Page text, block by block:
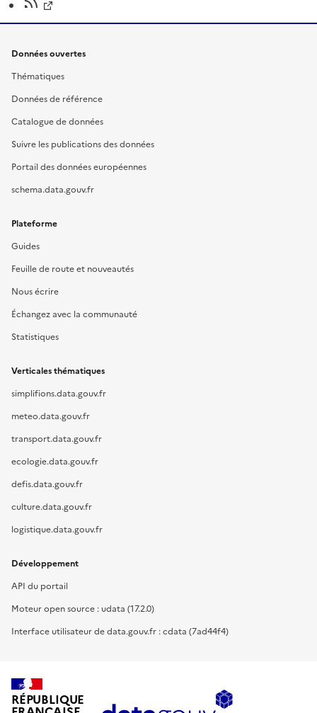
Données ouvertes
Thématiques
Données de référence
Catalogue de données
Suivre les publications des données
Portail des données européennes
schema.data.gouv.fr
Plateforme
Guides
Feuille de route et nouveautés
Nous écrire
Échangez avec la communauté
Statistiques
Verticales thématiques
simplifions.data.gouv.fr
meteo.data.gouv.fr
transport.data.gouv.fr
ecologie.data.gouv.fr
defis.data.gouv.fr
culture.data.gouv.fr
logistique.data.gouv.fr
Développement
API du portail
Moteur open source : udata (17.2.0)
Interface utilisateur de data.gouv.fr : cdata (7ad44f4)
RÉPUBLIQUE